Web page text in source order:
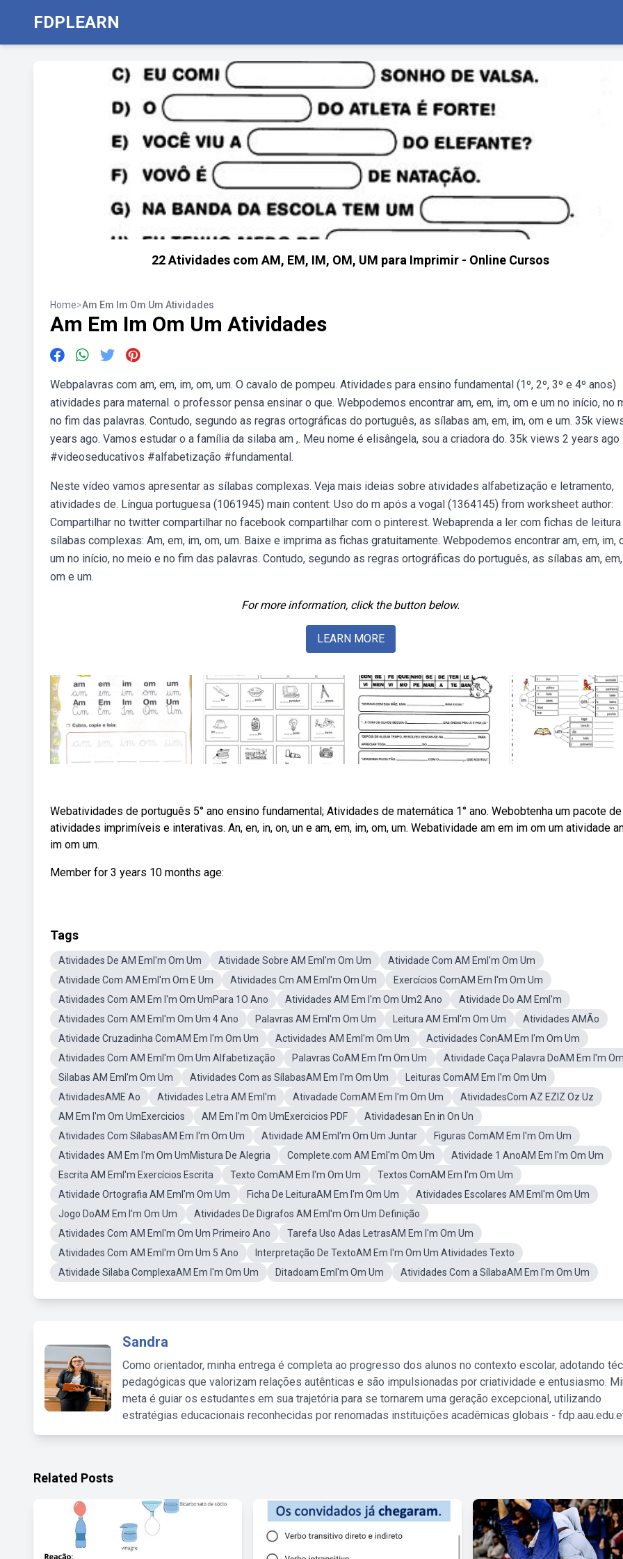
FDPLEARN
22 Atividades com AM, EM, IM, OM, UM para Imprimir - Online Cursos
Home>Am Em Im Om Um Atividades
Am Em Im Om Um Atividades
Webpalavras com am, em, im, om, um. O cavalo de pompeu. Atividades para ensino fundamental (1º, 2º, 3º e 4º anos)
atividades para maternal. o professor pensa ensinar o que. Webpodemos encontrar am, em, im, om e um no início, no
no fim das palavras. Contudo, segundo as regras ortográficas do português, as sílabas am, em, im, om e um. 35k
years ago. Vamos estudar o a família da silaba am ,. Meu nome é elisângela, sou a criadora do. 35k views 2 years ago
#videoseducativos #alfabetização #fundamental.
Neste vídeo vamos apresentar as sílabas complexas. Veja mais ideias sobre atividades alfabetização e letramento,
atividades de. Língua portuguesa (1061945) main content: Uso do m após a vogal (1364145) from worksheet author:
Compartilhar no twitter compartilhar no facebook compartilhar com o pinterest. Webaprenda a ler com fichas de
sílabas complexas: Am, em, im, om, um. Baixe e imprima as fichas gratuitamente. Webpodemos encontrar am, em, im,
um no início, no meio e no fim das palavras. Contudo, segundo as regras ortográficas do português, as sílabas am,
om e um.
For more information, click the button below.
LEARN MORE
Webatividades de português 5° ano ensino fundamental; Atividades de matemática 1° ano. Webobtenha um pacote de
atividades imprimíveis e interativas. An, en, in, on, un e am, em, im, om, um. Webatividade am em im om um atividade
im om um.
Member for 3 years 10 months age:
Tags
Atividades De AM EmI'm Om Um Atividade Sobre AM EmI'm Om Um
Atividade Com AM EmI'm Om Um
Atividade Com AM EmI'm Om E Um
Atividades Cm AM EmI'm Om Um
Exercícios ComAM Em I'm Om Um
Atividades Com AM Em I'm Om UmPara 1O Ano
Atividades AM Em I'm Om Um2 Ano
Atividade Do AM EmI'm
Atividades Com AM EmI'm Om Um 4 Ano
Palavras AM EmI'm Om Um Leitura AM EmI'm Om Um
Atividades AMÃo
Atividade Cruzadinha ComAM Em I'm Om Um
Actividades AM EmI'm Om Um
Actividades ConAM Em I'm Om Um
Atividades Com AM EmI'm Om Um Alfabetização
Palavras CoAM Em I'm Om Um
Atividade Caça Palavra DoAM Em I'm
Silabas AM EmI'm Om Um
Atividades Com as SílabasAM Em I'm Om Um
Leituras ComAM Em I'm Om Um
AtividadesAME Ao
Atividades Letra AM EmI'm Ativadade ComAM Em I'm Om Um
AtividadesCom AZ EZIZ Oz Uz
AM Em I'm Om UmExercicios
AM Em I'm Om UmExercicios PDF
Atividadesan En in On Un
Atividades Com SílabasAM Em I'm Om Um
Atividade AM EmI'm Om Um Juntar
Figuras ComAM Em I'm Om Um
Atividades AM Em I'm Om UmMistura De Alegria
Complete.com AM EmI'm Om Um
Atividade 1 AnoAM Em I'm Om Um
Escrita AM EmI'm Exercícios Escrita
Texto ComAM Em I'm Om Um
Textos ComAM Em I'm Om Um
Atividade Ortografia AM EmI'm Om Um
Ficha De LeituraAM Em I'm Om Um
Atividades Escolares AM EmI'm Om Um
Jogo DoAM Em I'm Om Um
Atividades De Digrafos AM EmI'm Om Um Definição
Atividades Com AM EmI'm Om Um Primeiro Ano
Tarefa Uso Adas LetrasAM Em I'm Om Um
Atividades Com AM EmI'm Om Um 5 Ano
Interpretação De TextoAM Em I'm Om Um Atividades Texto
Atividade Silaba ComplexaAM Em I'm Om Um
Ditadoam EmI'm Om Um Atividades Com a SílabaAM Em I'm Om Um
Sandra
Como orientador, minha entrega é completa ao progresso dos alunos no contexto escolar, adotando
pedagógicas que valorizam relações autênticas e são impulsionadas por criatividade e entusiasmo.
meta é guiar os estudantes em sua trajetória para se tornarem uma geração excepcional, utilizando
estratégias educacionais reconhecidas por renomadas instituições acadêmicas globais -
Related Posts